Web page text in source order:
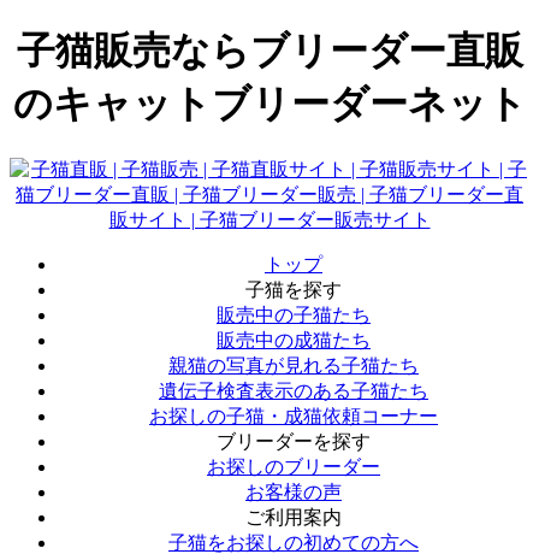
子猫販売ならブリーダー直販
のキャットブリーダーネット
トップ
子猫を探す
販売中の子猫たち
販売中の成猫たち
親猫の写真が見れる子猫たち
遺伝子検査表示のある子猫たち
お探しの子猫・成猫依頼コーナー
ブリーダーを探す
お探しのブリーダー
お客様の声
ご利用案内
子猫をお探しの初めての方へ